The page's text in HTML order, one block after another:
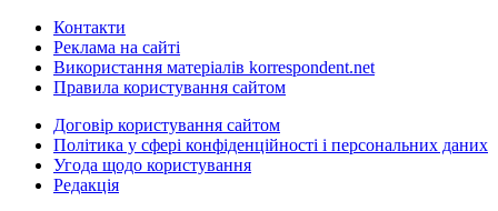
Контакти
Реклама на сайті
Використання матеріалів korrespondent.net
Правила користування сайтом
Договір користування сайтом
Політика у сфері конфіденційності і персональних даних
Угода щодо користування
Редакція